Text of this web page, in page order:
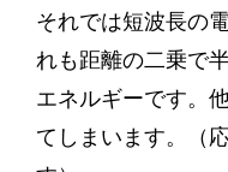
それでは短波長の
れも距離の二乗で
エネルギーです。
てしまいます。（